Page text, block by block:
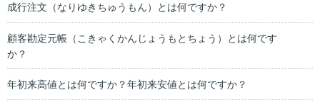
成行注文（なりゆきちゅうもん）とは何ですか？
顧客勘定元帳（こきゃくかんじょうもとちょう）とは何です
か？
年初来高値とは何ですか？年初来安値とは何ですか？